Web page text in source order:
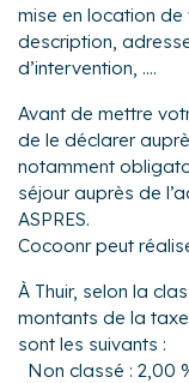
mise en location
description,
d’intervention, ....
Avant de mettre
de le déclarer
notamment
séjour auprès de
ASPRES.
Cocoonr peut
À Thuir, selon la
montants de la
sont les suivants :
Non classé : 2,00